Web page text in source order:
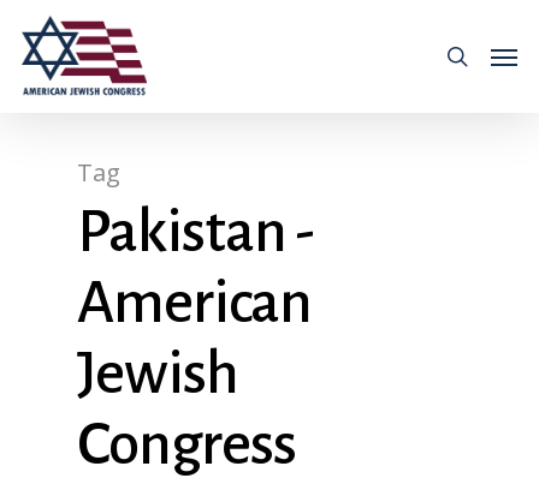
Tag
Pakistan -
American
Jewish
Congress